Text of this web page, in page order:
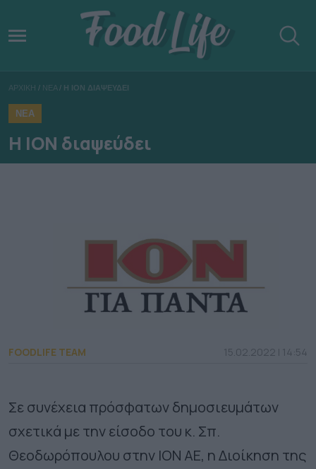
ΑΡΧΙΚΗ / ΝΕΑ / Η ΙΟΝ ΔΙΑΨΕΥΔΕΙ
ΝΕΑ
Η ΙΟΝ διαψεύδει
FOODLIFE TEAM 15.02.2022 | 14:54
Σε συνέχεια πρόσφατων δημοσιευμάτων
σχετικά με την είσοδο του κ. Σπ.
Θεοδωρόπουλου στην ΙΟΝ ΑΕ, η Διοίκηση της